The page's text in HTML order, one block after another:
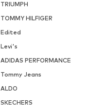
TRIUMPH
TOMMY HILFIGER
Edited
Levi's
ADIDAS PERFORMANCE
Tommy Jeans
ALDO
SKECHERS